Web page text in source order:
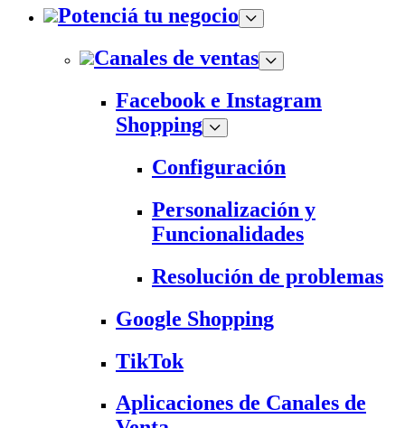
Potenciá tu negocio
Canales de ventas
Facebook e Instagram
Shopping
Configuración
Personalización y
Funcionalidades
Resolución de problemas
Google Shopping
TikTok
Aplicaciones de Canales de